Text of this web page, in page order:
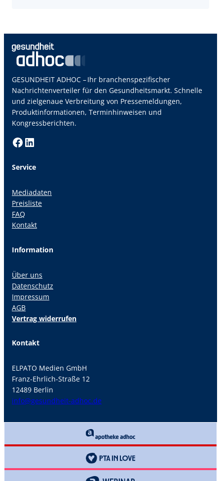
GESUNDHEIT ADHOC – Ihr branchenspezifischer
Nachrichtenverteiler für den Gesundheitsmarkt. Schnelle
und zielgenaue Verbreitung von Pressemeldungen,
Produktinformationen, Terminhinweisen und
Kongressberichten.
Facebook LinkedIn
Service
Mediadaten
Preisliste
FAQ
Kontakt
Information
Über uns
Datenschutz
Impressum
AGB
Vertrag widerrufen
Kontakt
ELPATO Medien GmbH
Franz-Ehrlich-Straße 12
12489 Berlin
info@gesundheit-adhoc.de